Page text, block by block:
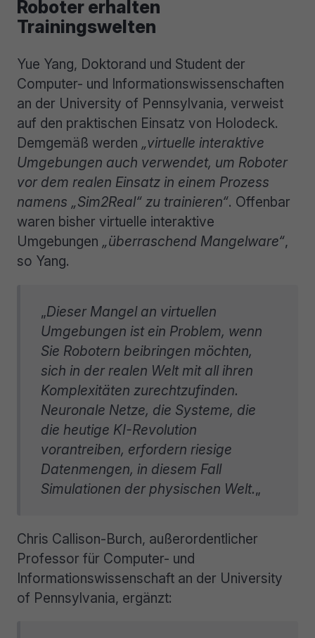
Roboter erhalten
Trainingswelten
Yue Yang, Doktorand und Student der
Computer- und Informationswissenschaften
an der University of Pennsylvania, verweist
auf den praktischen Einsatz von Holodeck.
Demgemäß werden „virtuelle interaktive
Umgebungen auch verwendet, um Roboter
vor dem realen Einsatz in einem Prozess
namens „Sim2Real“ zu trainieren“. Offenbar
waren bisher virtuelle interaktive
Umgebungen „überraschend Mangelware“,
so Yang.
„Dieser Mangel an virtuellen
Umgebungen ist ein Problem, wenn
Sie Robotern beibringen möchten,
sich in der realen Welt mit all ihren
Komplexitäten zurechtzufinden.
Neuronale Netze, die Systeme, die
die heutige KI-Revolution
vorantreiben, erfordern riesige
Datenmengen, in diesem Fall
Simulationen der physischen Welt.„
Chris Callison-Burch, außerordentlicher
Professor für Computer- und
Informationswissenschaft an der University
of Pennsylvania, ergänzt: